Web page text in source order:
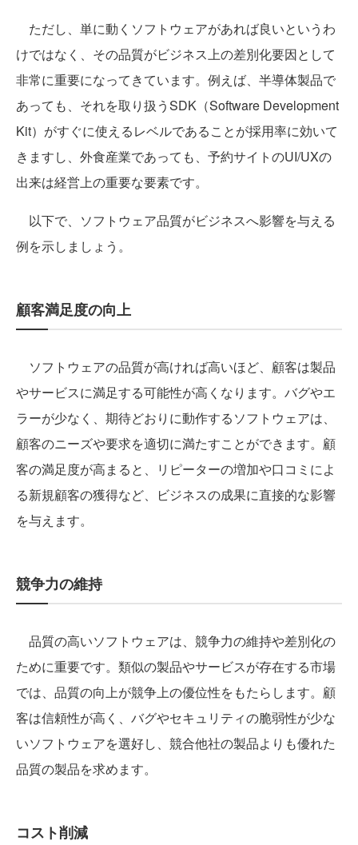
ただし、単に動くソフトウェアがあれば良いというわ
けではなく、その品質がビジネス上の差別化要因として
非常に重要になってきています。例えば、半導体製品で
あっても、それを取り扱うSDK（Software Development
Kit）がすぐに使えるレベルであることが採用率に効いて
きますし、外食産業であっても、予約サイトのUI/UXの
出来は経営上の重要な要素です。
以下で、ソフトウェア品質がビジネスへ影響を与える
例を示しましょう。
顧客満足度の向上
ソフトウェアの品質が高ければ高いほど、顧客は製品
やサービスに満足する可能性が高くなります。バグやエ
ラーが少なく、期待どおりに動作するソフトウェアは、
顧客のニーズや要求を適切に満たすことができます。顧
客の満足度が高まると、リピーターの増加や口コミによ
る新規顧客の獲得など、ビジネスの成果に直接的な影響
を与えます。
競争力の維持
品質の高いソフトウェアは、競争力の維持や差別化の
ために重要です。類似の製品やサービスが存在する市場
では、品質の向上が競争上の優位性をもたらします。顧
客は信頼性が高く、バグやセキュリティの脆弱性が少な
いソフトウェアを選好し、競合他社の製品よりも優れた
品質の製品を求めます。
コスト削減